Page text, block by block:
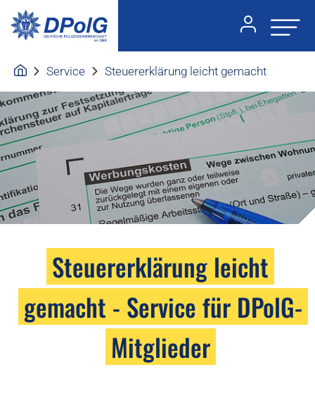
Service Steuererklärung leicht gemacht
Steuererklärung leicht
gemacht - Service für DPolG-
Mitglieder